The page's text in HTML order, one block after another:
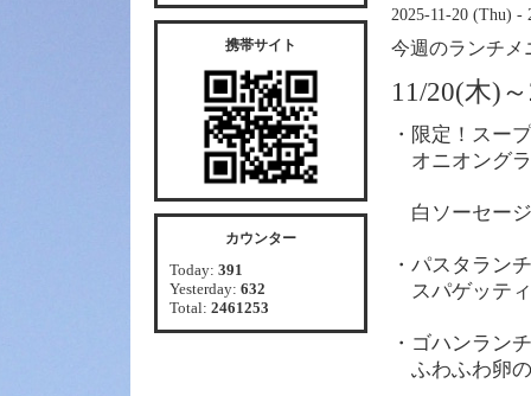
2025-11-20 (Thu) -
今週のランチメ
11/20(木)
・限定！スー
オニオング
白ソーセー
・パスタランチ
スパゲッテ
・ゴハンランチ
ふわふわ卵
携帯サイト
カウンター
Today: 391
Yesterday: 632
Total: 2461253